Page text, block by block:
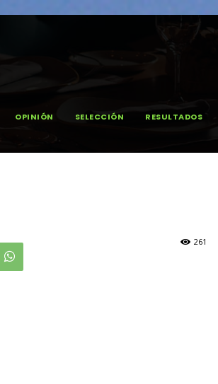
OPINIÓN SELECCIÓN RESULTADOS
261